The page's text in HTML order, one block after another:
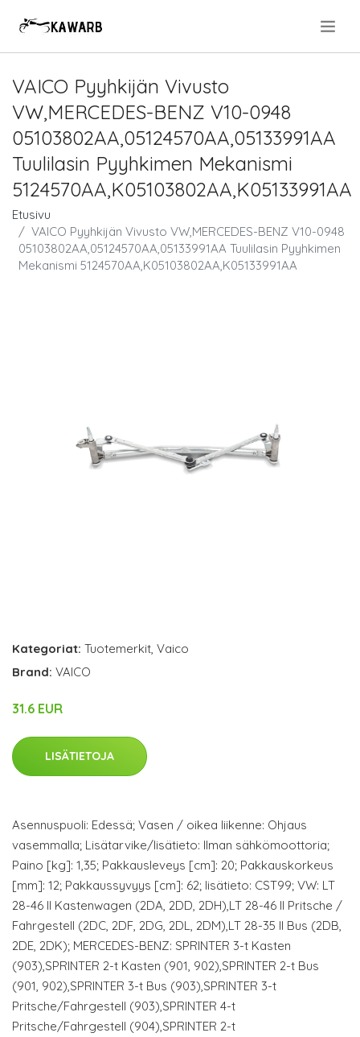
VAICO Pyyhkijän Vivusto
VW,MERCEDES-BENZ V10-0948
05103802AA,05124570AA,05133991AA
Tuulilasin Pyyhkimen Mekanismi
5124570AA,K05103802AA,K05133991AA
Etusivu
VAICO Pyyhkijän Vivusto VW,MERCEDES-BENZ V10-0948
05103802AA,05124570AA,05133991AA Tuulilasin Pyyhkimen
Mekanismi 5124570AA,K05103802AA,K05133991AA
Kategoriat: Tuotemerkit, Vaico
Brand: VAICO
31.6 EUR
LISÄTIETOJA
Asennuspuoli: Edessä; Vasen / oikea liikenne: Ohjaus
vasemmalla; Lisätarvike/lisätieto: Ilman sähkömoottoria;
Paino [kg]: 1,35; Pakkausleveys [cm]: 20; Pakkauskorkeus
[mm]: 12; Pakkaussyvyys [cm]: 62; lisätieto: CST99; VW: LT
28-46 II Kastenwagen (2DA, 2DD, 2DH),LT 28-46 II Pritsche /
Fahrgestell (2DC, 2DF, 2DG, 2DL, 2DM),LT 28-35 II Bus (2DB,
2DE, 2DK); MERCEDES-BENZ: SPRINTER 3-t Kasten
(903),SPRINTER 2-t Kasten (901, 902),SPRINTER 2-t Bus
(901, 902),SPRINTER 3-t Bus (903),SPRINTER 3-t
Pritsche/Fahrgestell (903),SPRINTER 4-t
Pritsche/Fahrgestell (904),SPRINTER 2-t